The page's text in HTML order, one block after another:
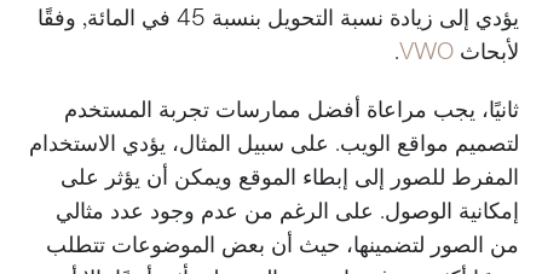
يؤدي إلى زيادة نسبة التحويل بنسبة 45 في المائة, وفقًا
لأبحاثVWO
.
ثانيًا، يجب مراعاة أفضل ممارسات تجربة المستخدم
لتصميم مواقع الويب. على سبيل المثال، يؤدي الاستخدام
المفرط للصور إلى إبطاء الموقع ويمكن أن يؤثر على
إمكانية الوصول. على الرغم من عدم وجود عدد مثالي
من الصور لتضمينها، حيث أن بعض الموضوعات تتطلب